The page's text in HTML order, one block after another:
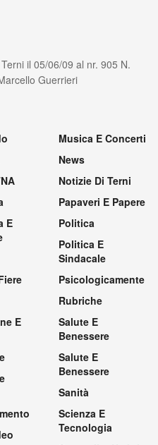
il 05/06/09 al nr. 905 N.
Guerrieri
E
E
Musica E Concerti
News
Notizie Di Terni
Papaveri E Papere
Politica
Politica E
Sindacale
Psicologicamente
Rubriche
Salute E
Benessere
Salute E
Benessere
Sanità
Scienza E
Tecnologia